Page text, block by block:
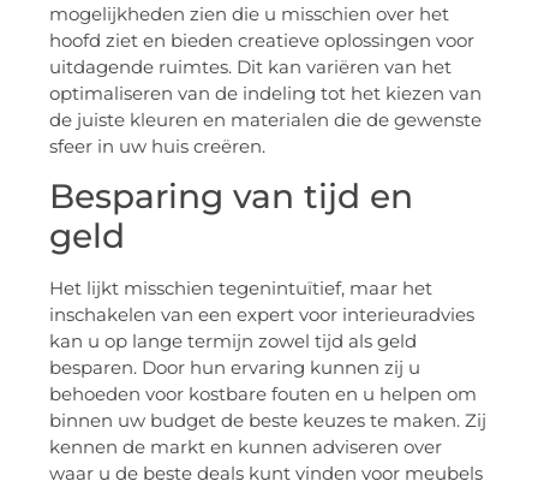
mogelijkheden zien die u misschien over het
hoofd ziet en bieden creatieve oplossingen voor
uitdagende ruimtes. Dit kan variëren van het
optimaliseren van de indeling tot het kiezen van
de juiste kleuren en materialen die de gewenste
sfeer in uw huis creëren.
Besparing van tijd en
geld
Het lijkt misschien tegenintuïtief, maar het
inschakelen van een expert voor interieuradvies
kan u op lange termijn zowel tijd als geld
besparen. Door hun ervaring kunnen zij u
behoeden voor kostbare fouten en u helpen om
binnen uw budget de beste keuzes te maken. Zij
kennen de markt en kunnen adviseren over
waar u de beste deals kunt vinden voor meubels